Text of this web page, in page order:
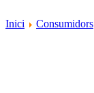
Inici Consumidors